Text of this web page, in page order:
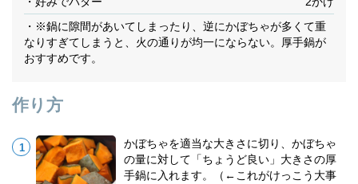
・※鍋に隙間があいてしまったり、逆にかぼちゃが多くて重
なりすぎてしまうと、火の通りが均一にならない。厚手鍋が
おすすめです。
作り方
かぼちゃを適当な大きさに切り、かぼちゃ
の量に対して「ちょうど良い」大きさの厚
手鍋に入れます。（ ←これがけっこう大事